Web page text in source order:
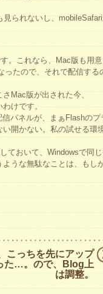
られないし、
。これなら、Mac版も用意
ったので、それで配信する
Mac版が出された今、
けです。
パネルが、まぁFlashのプ
開かない。私の試せる環
ておいて、Windowsで同
うな無駄なことは、もし
こっちを先にアップ
た…。ので、Blog上
は調整。